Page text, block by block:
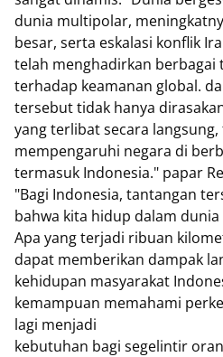
dunia multipolar,
besar, serta eskalasi konflik
telah menghadirkan berbagai
terhadap keamanan global.
tersebut tidak hanya
yang terlibat secara
mempengaruhi negara di
termasuk Indonesia." papar
"Bagi Indonesia, tantangan
bahwa kita hidup dalam
Apa yang terjadi ribuan
dapat memberikan dampak
kehidupan masyarakat
kemampuan memahami
lagi menjadi
kebutuhan bagi segelintir